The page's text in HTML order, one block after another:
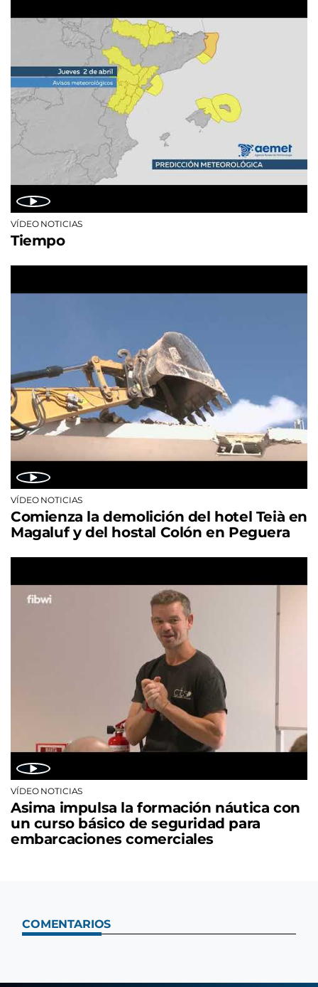
VÍDEO NOTICIAS
Tiempo
VÍDEO NOTICIAS
Comienza la demolición del hotel Teià en
Magaluf y del hostal Colón en Peguera
VÍDEO NOTICIAS
Asima impulsa la formación náutica con
un curso básico de seguridad para
embarcaciones comerciales
COMENTARIOS